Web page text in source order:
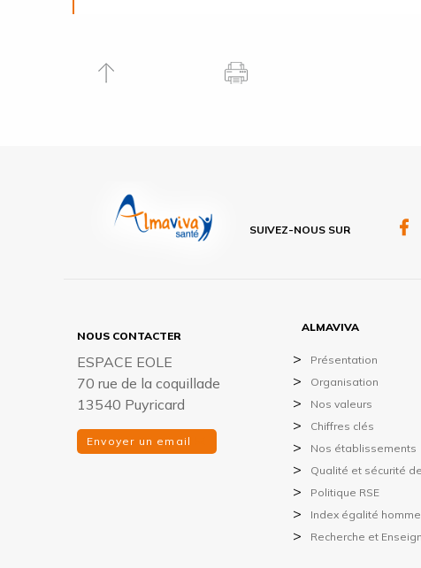
SUIVEZ-NOUS SUR
NOUS CONTACTER
ESPACE EOLE
70 rue de la coquillade
13540 Puyricard
Envoyer un email
ALMAVIVA
Présentation
Organisation
Nos valeurs
Chiffres clés
Nos établissements
Qualité et sécurité
Politique RSE
Index égalité
Recherche et